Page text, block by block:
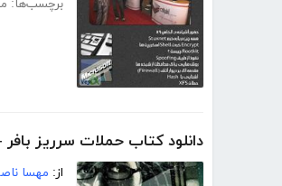
برچسب‌ها:
دانلود کتاب حملات سرریز
از: مهسا